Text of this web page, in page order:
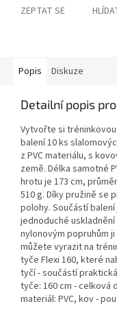
ZEPTAT SE
Popis Diskuze
Detailní popis
Vytvořte si
balení 10 ks
z PVC materiálu, s
země. Délka samotné
hrotu je 173 cm,
510 g. Díky pružině se
polohy. Součástí
jednoduché
nylonovým popruhům
můžete vyrazit na
tyče Flexi 160, které
tyčí - součástí
tyče: 160 cm - celková
materiál: PVC, kov -